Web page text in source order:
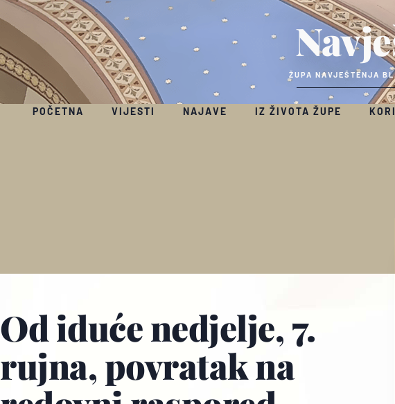
ŽUPA NAVJEŠTENJA
POČETNA VIJESTI NAJAVE IZ ŽIVOTA ŽUPE
Od iduće nedjelje, 7.
rujna, povratak na